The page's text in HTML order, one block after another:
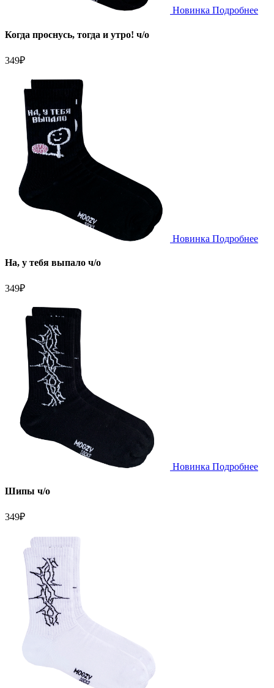
Новинка Подробнее
Когда проснусь, тогда и утро! ч/о
349₽
Новинка Подробнее
На, у тебя выпало ч/о
349₽
Новинка Подробнее
Шипы ч/о
349₽